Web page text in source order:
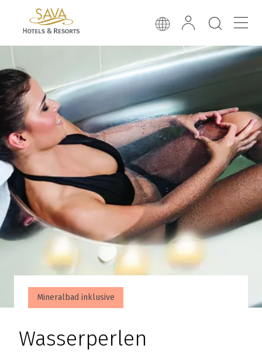
Mineralbad inklusive
Wasserperlen